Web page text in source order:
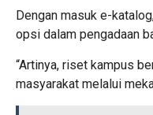
Dengan masuk e-
opsi dalam pengadaan
“Artinya, riset kampus
masyarakat melalui